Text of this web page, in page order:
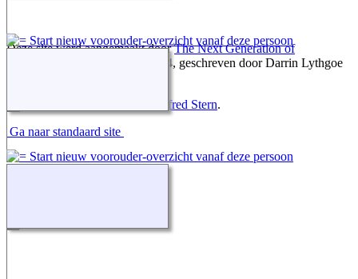
Deze site werd aangemaakt doorThe Next Generation of
v. 15.0.4, geschreven door Darrin Lythgoe
Alfred Stern.
Ga naar standaard site